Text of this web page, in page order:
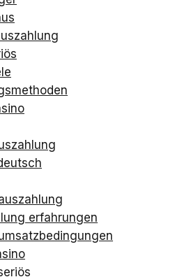
erfahrungen